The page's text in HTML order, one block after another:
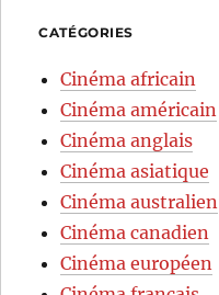
CATÉGORIES
Cinéma africain
Cinéma américain
Cinéma anglais
Cinéma asiatique
Cinéma australien
Cinéma canadien
Cinéma européen